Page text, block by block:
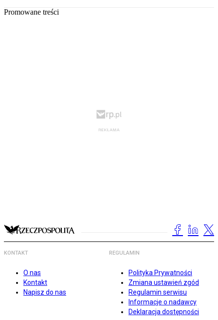
Promowane treści
KONTAKT
O nas
Kontakt
Napisz do nas
REGULAMIN
Polityka Prywatności
Zmiana ustawień zgód
Regulamin serwisu
Informacje o nadawcy
Deklaracja dostępności